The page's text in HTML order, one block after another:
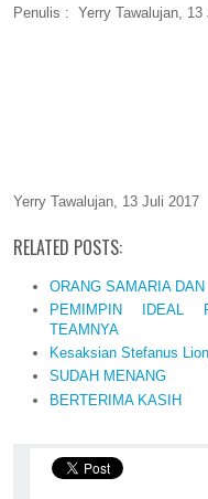
Penulis : Yerry Tawalujan, 13
Yerry Tawalujan, 13 Juli 2017
RELATED POSTS:
ORANG SAMARIA
PEMIMPIN IDEAL
TEAMNYA
Kesaksian Stefanus
SUDAH MENANG
BERTERIMA KASIH